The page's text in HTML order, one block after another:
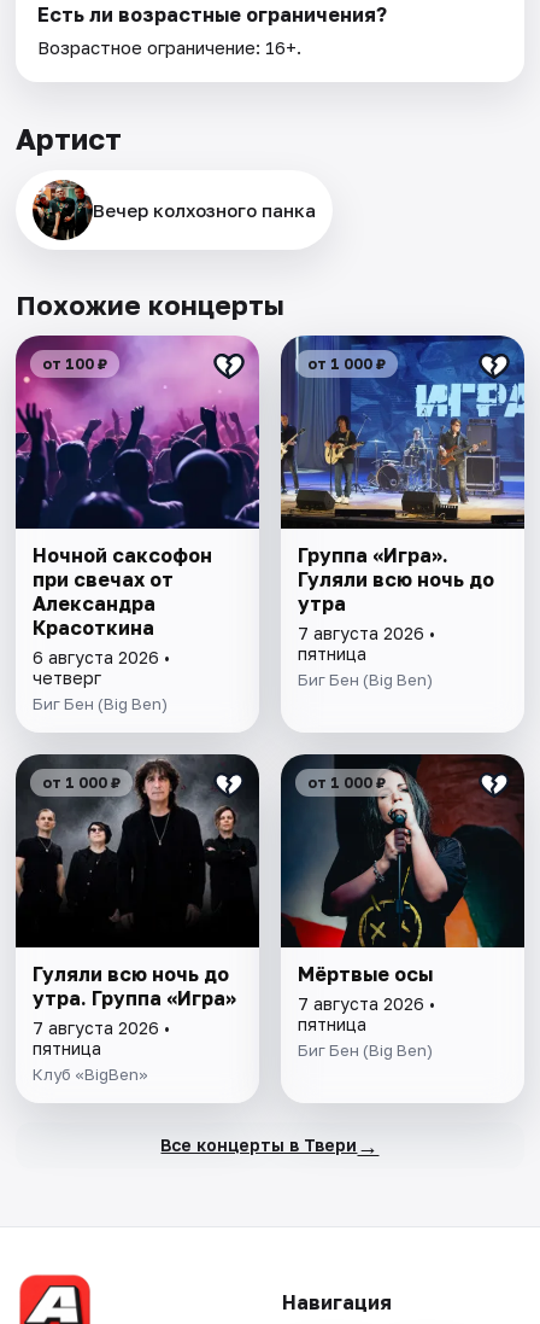
Есть ли возрастные ограничения?
Возрастное ограничение: 16+.
Артист
Вечер колхозного панка
Похожие концерты
от 100 ₽
Ночной саксофон
при свечах от
Александра
Красоткина
6 августа 2026 •
четверг
Биг Бен (Big Ben)
от 1 000 ₽
Группа «Игра».
Гуляли всю ночь до
утра
7 августа 2026 •
пятница
Биг Бен (Big Ben)
от 1 000 ₽
Гуляли всю ночь до
утра. Группа «Игра»
7 августа 2026 •
пятница
Клуб «BigBen»
от 1 000 ₽
Мёртвые осы
7 августа 2026 •
пятница
Биг Бен (Big Ben)
Все концерты в Твери →
Навигация